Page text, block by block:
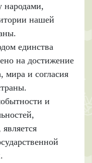
народами,
нашей
единства
на достижение
мира и согласия
и